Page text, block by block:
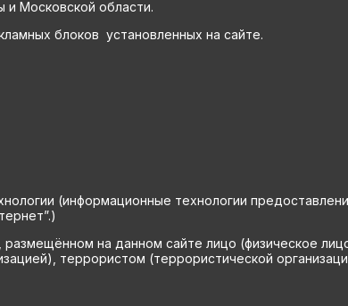
Московской области.
блоков установленных на сайте.
(информационные технологии
на данном сайте лицо (физическое
террористом (террористической